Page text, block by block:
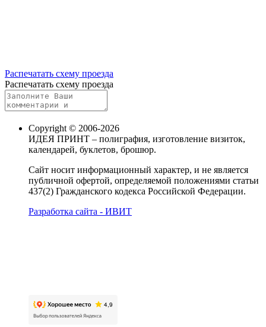
Распечатать схему проезда
Распечатать схему проезда
Copyright © 2006-2026
ИДЕЯ ПРИНТ – полиграфия, изготовление визиток,
календарей, буклетов, брошюр.
Сайт носит информационный характер, и не является
публичной офертой, определяемой положениями статьи
437(2) Гражданского кодекса Российской Федерации.
Разработка сайта - ИВИТ